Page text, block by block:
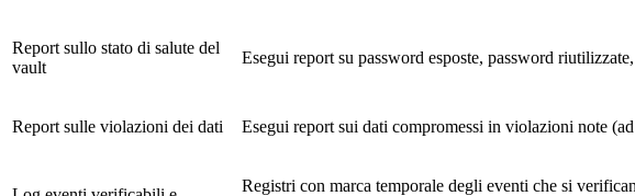
Report sullo stato di salute del
vault
Esegui report su password esposte, password
Report sulle violazioni dei dati Esegui report sui dati compromessi in violazioni note
Registri con marca temporale degli eventi che si